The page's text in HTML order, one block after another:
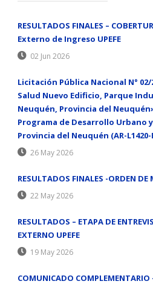
RESULTADOS FINALES –
Externo de Ingreso UPEFE
02 Jun 2026
Licitación Pública Nacional N°
Salud Nuevo Edificio, Parque
Neuquén, Provincia del
Programa de Desarrollo Urbano
Provincia del Neuquén (AR-L1420-
26 May 2026
RESULTADOS FINALES -ORDEN DE
22 May 2026
RESULTADOS – ETAPA DE
EXTERNO UPEFE
19 May 2026
COMUNICADO COMPLEMENTARIO